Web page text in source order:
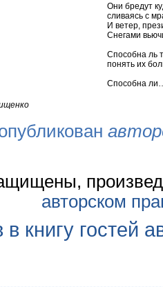
Они бредут
сливаясь с
И ветер,
Снегами
Способна ль
понять их
Способна
авторском
книгу гостей